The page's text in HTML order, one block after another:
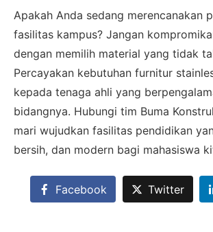
Apakah Anda sedang merencanakan
fasilitas kampus? Jangan
dengan memilih material yang tidak
Percayakan kebutuhan furnitur
kepada tenaga ahli yang
bidangnya. Hubungi tim Buma
mari wujudkan fasilitas pendidikan
bersih, dan modern bagi mahasiswa
Facebook Twitter